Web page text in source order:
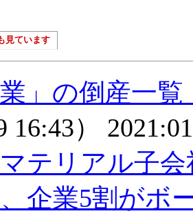
見ています
業」の倒産一
16:43）
マテリアル子
企業5割がボ